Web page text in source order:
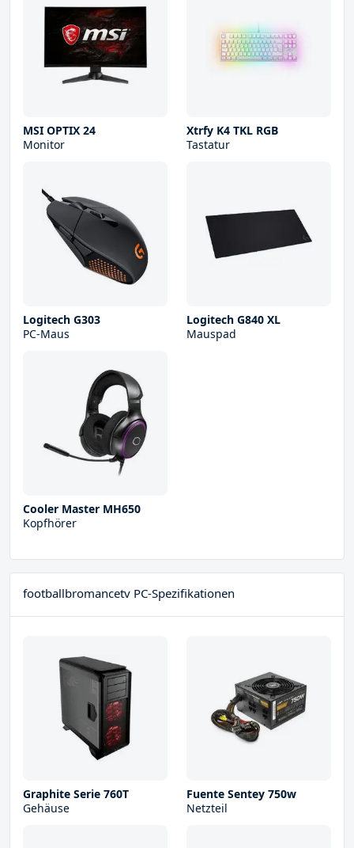
MSI OPTIX 24
Monitor
Xtrfy K4 TKL RGB
Tastatur
Logitech G303
PC-Maus
Logitech G840 XL
Mauspad
Cooler Master MH650
Kopfhörer
footballbromancetv PC-Spezifikationen
Graphite Serie 760T
Gehäuse
Fuente Sentey 750w
Netzteil